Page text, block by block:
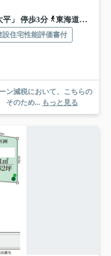
平」 停歩3分
東海道本線「茅ケ崎」駅 バス26分 神奈川中央交通「南大平」 停歩3分
設住宅性能評価書付
ン減税において、こちらの
そのため... もっと見る